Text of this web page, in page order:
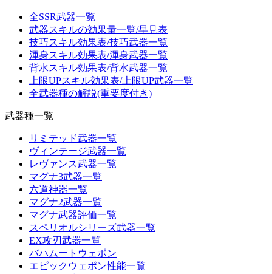
全SSR武器一覧
武器スキルの効果量一覧/早見表
技巧スキル効果表/技巧武器一覧
渾身スキル効果表/渾身武器一覧
背水スキル効果表/背水武器一覧
上限UPスキル効果表/上限UP武器一覧
全武器種の解説(重要度付き)
武器種一覧
リミテッド武器一覧
ヴィンテージ武器一覧
レヴァンス武器一覧
マグナ3武器一覧
六道神器一覧
マグナ2武器一覧
マグナ武器評価一覧
スペリオルシリーズ武器一覧
EX攻刃武器一覧
バハムートウェポン
エピックウェポン性能一覧